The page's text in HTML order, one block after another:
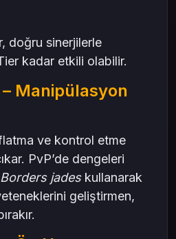
doğru sinerjilerle
kadar etkili olabilir.
– Manipülasyon
ve kontrol etme
PvP’de dengeleri
jadeskullanarak
geliştirmen,